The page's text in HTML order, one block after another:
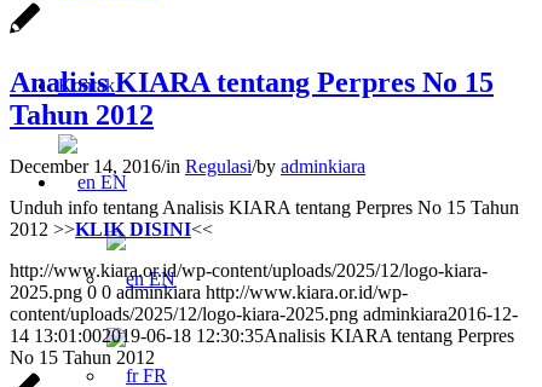
Kontak
EN
EN
FR
Analisis KIARA tentang Perpres No 15
Tahun 2012
December 14, 2016/in Regulasi/by adminkiara
Unduh info tentang Analisis KIARA tentang Perpres No 15 Tahun
2012 >>KLIK DISINI<<
http://www.kiara.or.id/wp-content/uploads/2025/12/logo-kiara-
2025.png 0 0 adminkiara http://www.kiara.or.id/wp-
content/uploads/2025/12/logo-kiara-2025.png adminkiara2016-12-
14 13:01:002019-06-18 12:30:35Analisis KIARA tentang Perpres
No 15 Tahun 2012